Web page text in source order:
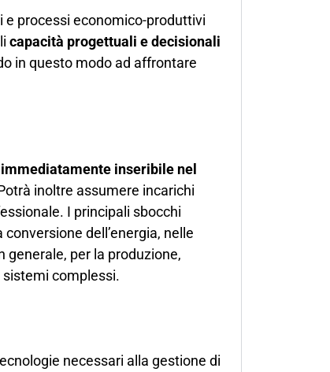
e processi economico-produttivi
capacità progettuali e decisionali
in questo modo ad affrontare
immediatamente inseribile nel
inoltre assumere incarichi
I principali sbocchi
dell’energia, nelle
per la produzione,
sistemi complessi.
necessari alla gestione di